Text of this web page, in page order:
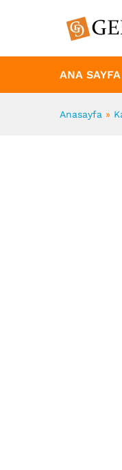
ANA SAYFA
Anasayfa »